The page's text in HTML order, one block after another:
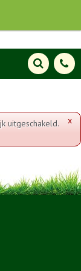
x
uitgeschakeld.